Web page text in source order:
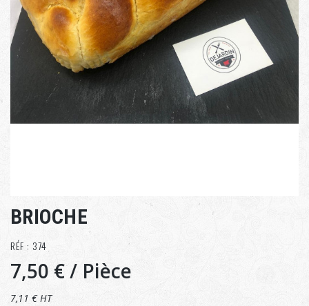
BRIOCHE
RÉF : 374
7,50 €/ Pièce
7,11 € HT